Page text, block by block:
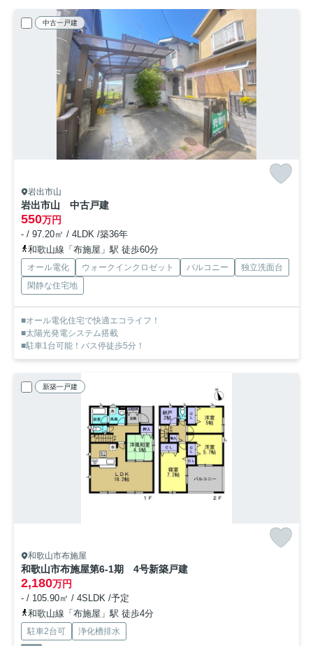
中古一戸建
岩出市山
岩出市山 中古戸建
550万円
- / 97.20㎡ / 4LDK /築36年
和歌山線「布施屋」駅 徒歩60分
オール電化 ウォークインクロゼット バルコニー
独立洗面台
閑静な住宅地
■オール電化住宅で快適エコライフ！
■太陽光発電システム搭載
■駐車1台可能！バス停徒歩5分！
新築一戸建
和歌山市布施屋
和歌山市布施屋第6-1期 4号新築戸建
2,180万円
- / 105.90㎡ / 4SLDK /予定
和歌山線「布施屋」駅 徒歩4分
駐車2台可 浄化槽排水